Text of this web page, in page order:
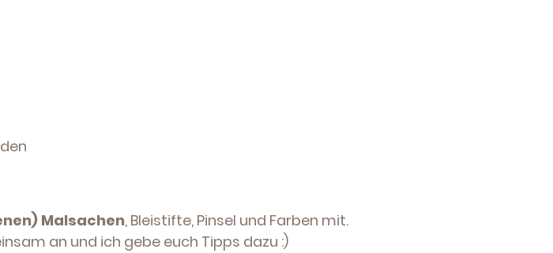
Malsachen, Bleistifte, Pinsel und Farben mit.
an und ich gebe euch Tipps dazu :)